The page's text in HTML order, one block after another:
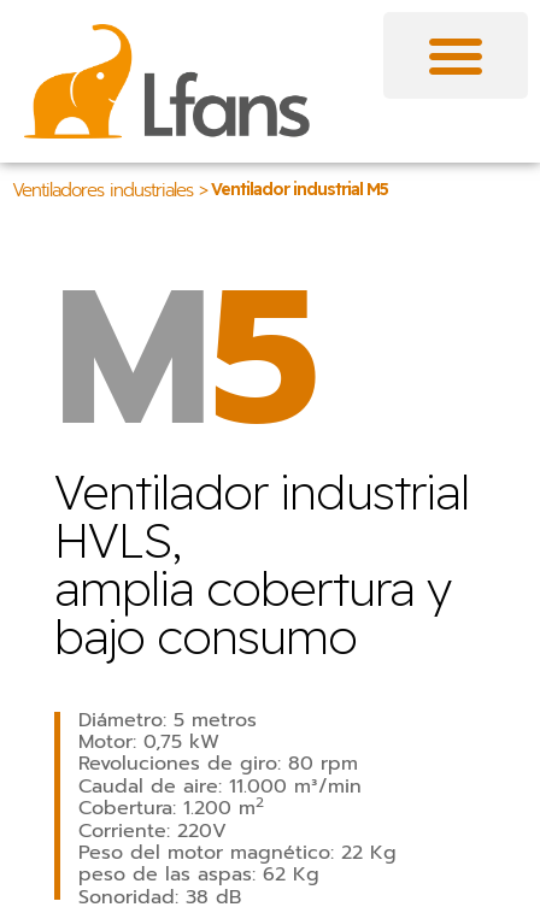
Ventiladores industriales >Ventilador industrial M5
M5
Ventilador industrial
HVLS,
amplia cobertura y
bajo consumo
Diámetro: 5 metros
Motor: 0,75 kW
Revoluciones de giro: 80 rpm
Caudal de aire: 11.000 m³/min
Cobertura: 1.200 m2
Corriente: 220V
Peso del motor magnético: 22 Kg
peso de las aspas: 62 Kg
Sonoridad: 38 dB